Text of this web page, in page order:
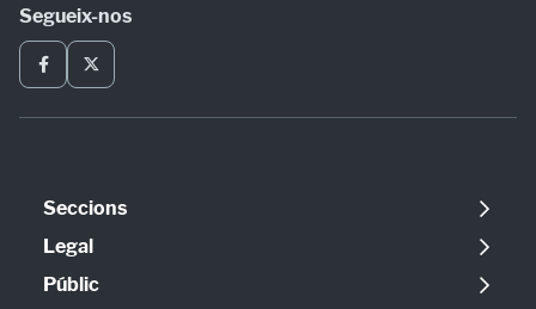
Segueix-nos
Seccions
Política
Opinió
Legal
Avís legal
Públic